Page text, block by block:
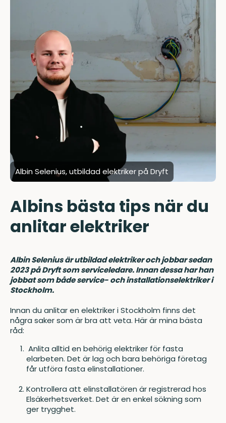
Albin Selenius, utbildad elektriker på Dryft
Albins bästa tips när du
anlitar elektriker
Albin Selenius är utbildad elektriker och jobbar sedan
2023 på Dryft som serviceledare. Innan dessa har han
jobbat som både service- och installationselektriker i
Stockholm.
Innan du anlitar en elektriker i Stockholm finns det
några saker som är bra att veta. Här är mina bästa
råd:
Anlita alltid en behörig elektriker för fasta
elarbeten. Det är lag och bara behöriga företag
får utföra fasta elinstallationer.
Kontrollera att elinstallatören är registrerad hos
Elsäkerhetsverket. Det är en enkel sökning som
ger trygghet.